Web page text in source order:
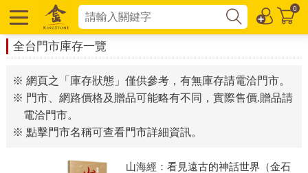
0
全台門市庫存一覽
※ 網頁之「庫存狀態」僅供參考，有無庫存請電洽門市。
※ 門市、網路價格及贈品可能略有不同，實際售價.贈品請
電洽門市。
※ 點擊門市名稱可查看門市詳細資訊。
山海經：看見遠古的神話世界（金石